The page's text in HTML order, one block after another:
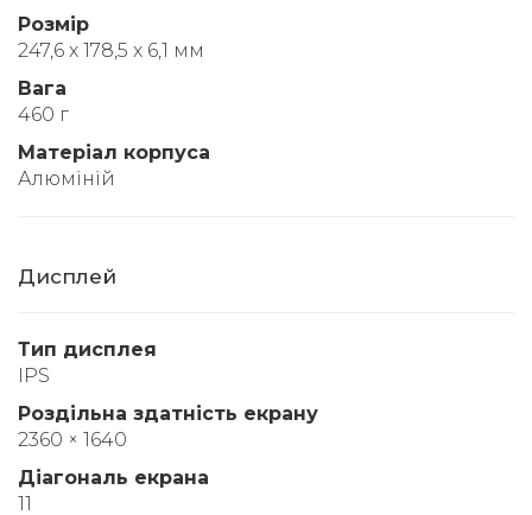
Розмір
247,6 x 178,5 x 6,1 мм
Вага
460 г
Матеріал корпуса
Алюміній
Дисплей
Тип дисплея
IPS
Роздільна здатність екрану
2360 × 1640
Діагональ екрана
11